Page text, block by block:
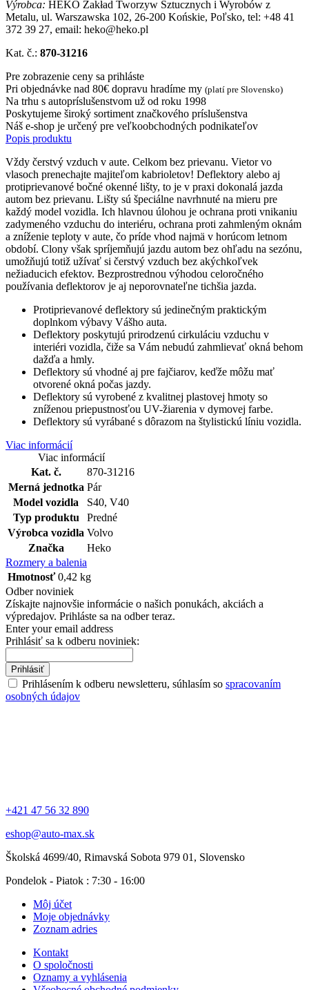
Výrobca: HEKO Zakład Tworzyw Sztucznych i Wyrobów z
Metalu, ul. Warszawska 102, 26-200 Końskie, Poľsko, tel: +48 41
372 39 27, email: heko@heko.pl
Kat. č.: 870-31216
Pre zobrazenie ceny sa prihláste
Pri objednávke nad 80€ dopravu hradíme my (platí pre Slovensko)
Na trhu s autopríslušenstvom už od roku 1998
Poskytujeme široký sortiment značkového príslušenstva
Náš e-shop je určený pre veľkoobchodných podnikateľov
Popis produktu
Vždy čerstvý vzduch v aute. Celkom bez prievanu. Vietor vo
vlasoch prenechajte majiteľom kabrioletov! Deflektory alebo aj
protiprievanové bočné okenné lišty, to je v praxi dokonalá jazda
autom bez prievanu. Lišty sú špeciálne navrhnuté na mieru pre
každý model vozidla. Ich hlavnou úlohou je ochrana proti vnikaniu
zadymeného vzduchu do interiéru, ochrana proti zahmleným oknám
a zníženie teploty v aute, čo príde vhod najmä v horúcom letnom
období. Clony však spríjemňujú jazdu autom bez ohľadu na sezónu,
umožňujú totiž užívať si čerstvý vzduch bez akýchkoľvek
nežiaducich efektov. Bezprostrednou výhodou celoročného
používania deflektorov je aj neporovnateľne tichšia jazda.
Protiprievanové deflektory sú jedinečným praktickým
doplnkom výbavy Vášho auta.
Deflektory poskytujú prirodzenú cirkuláciu vzduchu v
interiéri vozidla, čiže sa Vám nebudú zahmlievať okná behom
dažďa a hmly.
Deflektory sú vhodné aj pre fajčiarov, keďže môžu mať
otvorené okná počas jazdy.
Deflektory sú vyrobené z kvalitnej plastovej hmoty so
zníženou priepustnosťou UV-žiarenia v dymovej farbe.
Deflektory sú vyrábané s dôrazom na štylistickú líniu vozidla.
Viac informácií
Viac informácií
Kat. č.
870-31216
Merná jednotka Pár
Model vozidla
S40, V40
Typ produktu
Predné
Výrobca vozidla Volvo
Značka
Heko
Rozmery a balenia
Hmotnosť 0,42 kg
Odber noviniek
Získajte najnovšie informácie o našich ponukách, akciách a
výpredajov. Prihláste sa na odber teraz.
Enter your email address
Prihlásiť sa k odberu noviniek:
Prihlásiť
Prihlásením k odberu newsletteru, súhlasím so spracovaním
osobných údajov
+421 47 56 32 890
eshop@auto-max.sk
Školská 4699/40, Rimavská Sobota 979 01, Slovensko
Pondelok - Piatok : 7:30 - 16:00
Môj účet
Moje objednávky
Zoznam adries
Kontakt
O spoločnosti
Oznamy a vyhlásenia